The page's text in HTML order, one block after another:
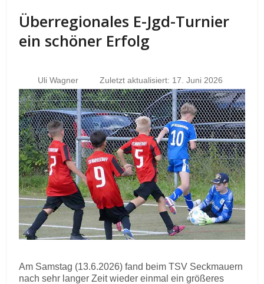
Überregionales E-Jgd-Turnier
ein schöner Erfolg
Uli Wagner Zuletzt aktualisiert: 17. Juni 2026
Am Samstag (13.6.2026) fand beim TSV Seckmauern
nach sehr langer Zeit wieder einmal ein größeres